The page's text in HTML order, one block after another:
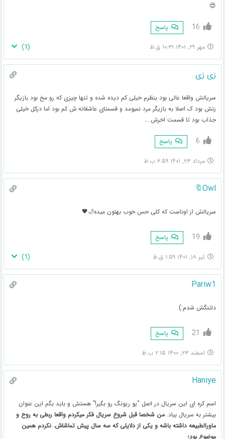
😍
16 پاسخ
مهر ۲۹, ۱۴۰۱ ۱۰:۳۱ ق.ظ (
1
)
زی زی
سریالش واقعا عالی بود بنظرم خیلی کم دیده شده و تنها چیزی که رو مخ بود بازیگر
زنش بود ک اصلا به بازیگر مرد نمیومد و قسمتای عاشقانه ش کم بود اما درکل خیلی
جذاب بود تا قسمت اخرش …
6 پاسخ
مرداد ۲۳, ۱۴۰۱ ۶:۵۹ ب.ظ
Owl🔖
سریالش از اوناست که کلی حس خوب بهتون میده🌙🖤
19 پاسخ
تیر ۱۸, ۱۴۰۱ ۱:۵۹ ق.ظ (
1
)
Pariw1
دلتنگش شدم:)
21 پاسخ
اسفند ۲۳, ۱۴۰۰ ۲:۱۵ ب.ظ
Haniye
اسم کره ای این سریال در اصل “یو ریونگ رو بگیر!” هستش و باید بگم این عنوان
بیشتر به سریال بیاد.من شخصا قبل شروع سریال فکر میکردم واقعا ربطی به روح و
ماورالطبیعه داشته باشه و یکی از دلایلی که سه سال پیش تماشاش. نکردم همین
موضوع بود؛